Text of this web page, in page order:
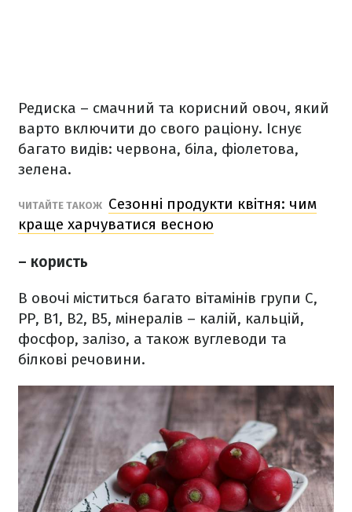
Редиска – смачний та корисний овоч, який
варто включити до свого раціону. Існує
багато видів: червона, біла, фіолетова,
зелена.
ЧИТАЙТЕ ТАКОЖ Сезонні продукти квітня: чим
краще харчуватися весною
– користь
В овочі міститься багато вітамінів групи С,
РР, В1, В2, В5, мінералів – калій, кальцій,
фосфор, залізо, а також вуглеводи та
білкові речовини.